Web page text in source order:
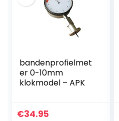
bandenprofielmet
er 0-10mm
klokmodel – APK
€34.95